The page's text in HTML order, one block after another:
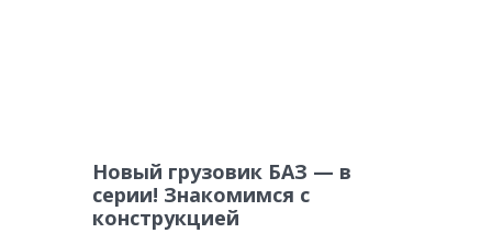
Новый грузовик БАЗ — в
серии! Знакомимся с
конструкцией